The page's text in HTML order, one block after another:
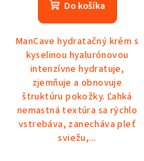
Do košíka
ManCave hydratačný krém s
kyselinou hyalurónovou
intenzívne hydratuje,
zjemňuje a obnovuje
štruktúru pokožky. Ľahká
nemastná textúra sa rýchlo
vstrebáva, zanecháva pleť
sviežu,...